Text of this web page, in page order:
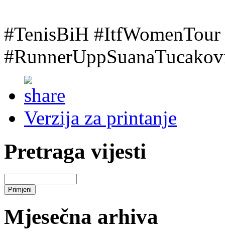
#TenisBiH
Verzija za printanje
Pretraga vijesti
Mjesečna arhiva